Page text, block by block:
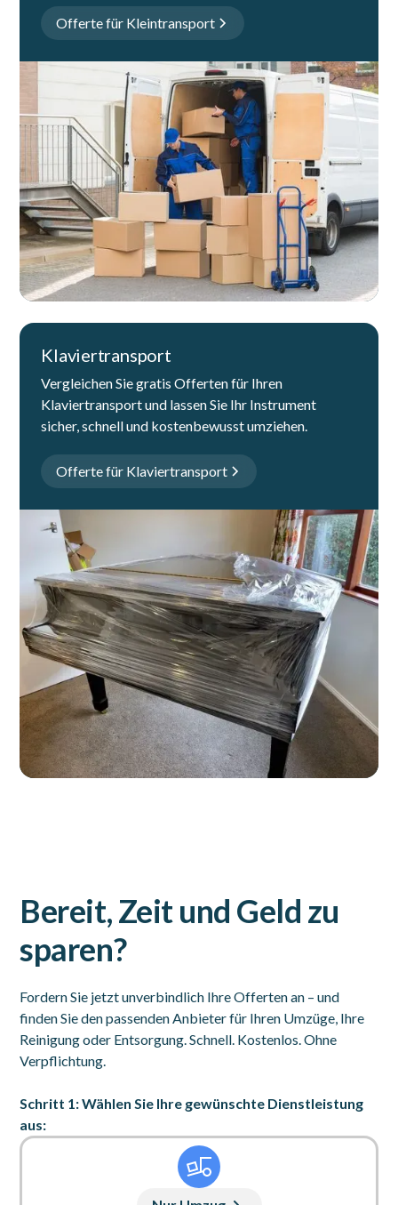
Offerte für Kleintransport
Klaviertransport
Vergleichen Sie gratis Offerten für Ihren
Klaviertransport und lassen Sie Ihr Instrument
sicher, schnell und kostenbewusst umziehen.
Offerte für Klaviertransport
Bereit, Zeit und Geld zu
sparen?
Fordern Sie jetzt unverbindlich Ihre Offerten an – und
finden Sie den passenden Anbieter für Ihren Umzüge, Ihre
Reinigung oder Entsorgung. Schnell. Kostenlos. Ohne
Verpflichtung.
Schritt 1: Wählen Sie Ihre gewünschte Dienstleistung
aus: